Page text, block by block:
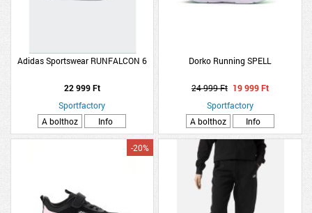
Adidas Sportswear RUNFALCON 6
22 999 Ft
Sportfactory
A bolthoz
Info
Dorko Running SPELL
24 999 Ft 19 999 Ft
Sportfactory
A bolthoz
Info
-20%